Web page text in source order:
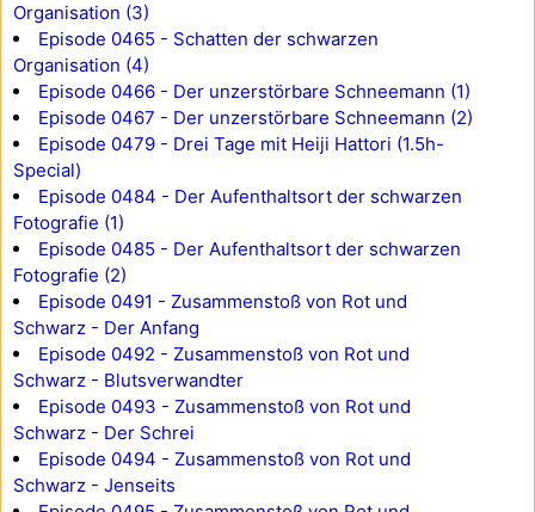
Organisation (3)
Episode 0465 - Schatten der schwarzen
Organisation (4)
Episode 0466 - Der unzerstörbare Schneemann (1)
Episode 0467 - Der unzerstörbare Schneemann (2)
Episode 0479 - Drei Tage mit Heiji Hattori (1.5h-
Special)
Episode 0484 - Der Aufenthaltsort der schwarzen
Fotografie (1)
Episode 0485 - Der Aufenthaltsort der schwarzen
Fotografie (2)
Episode 0491 - Zusammenstoß von Rot und
Schwarz - Der Anfang
Episode 0492 - Zusammenstoß von Rot und
Schwarz - Blutsverwandter
Episode 0493 - Zusammenstoß von Rot und
Schwarz - Der Schrei
Episode 0494 - Zusammenstoß von Rot und
Schwarz - Jenseits